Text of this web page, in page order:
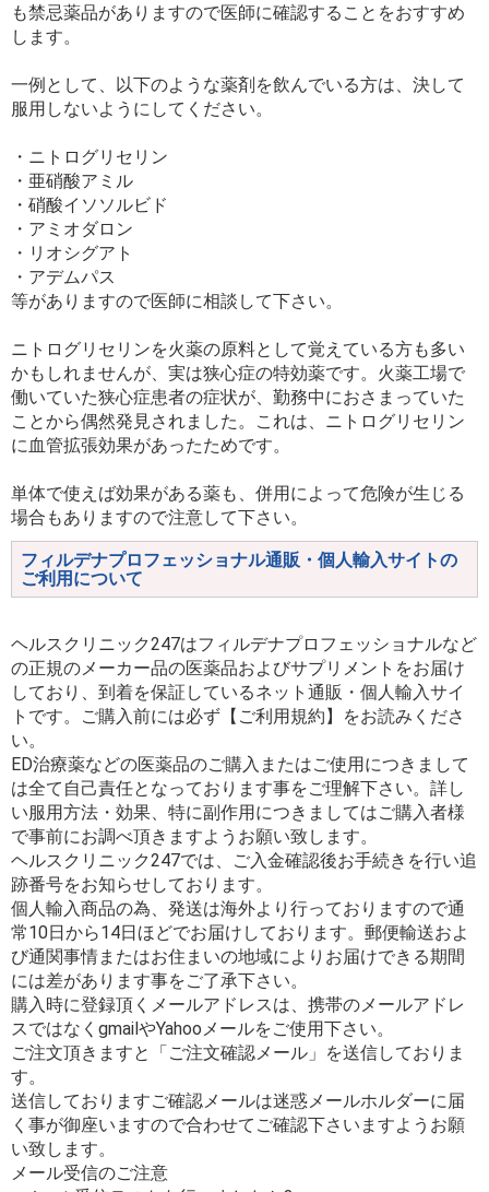
も禁忌薬品がありますので医師に確認することをおすすめ
します。
一例として、以下のような薬剤を飲んでいる方は、決して
服用しないようにしてください。
・ニトログリセリン
・亜硝酸アミル
・硝酸イソソルビド
・アミオダロン
・リオシグアト
・アデムパス
等がありますので医師に相談して下さい。
ニトログリセリンを火薬の原料として覚えている方も多い
かもしれませんが、実は狭心症の特効薬です。火薬工場で
働いていた狭心症患者の症状が、勤務中におさまっていた
ことから偶然発見されました。これは、ニトログリセリン
に血管拡張効果があったためです。
単体で使えば効果がある薬も、併用によって危険が生じる
場合もありますので注意して下さい。
フィルデナプロフェッショナル通販・個人輸入サイトの
ご利用について
ヘルスクリニック247はフィルデナプロフェッショナルなど
の正規のメーカー品の医薬品およびサプリメントをお届け
しており、到着を保証しているネット通販・個人輸入サイ
トです。ご購入前には必ず【ご利用規約】をお読みくださ
い。
ED治療薬などの医薬品のご購入またはご使用につきまして
は全て自己責任となっております事をご理解下さい。詳し
い服用方法・効果、特に副作用につきましてはご購入者様
で事前にお調べ頂きますようお願い致します。
ヘルスクリニック247では、ご入金確認後お手続きを行い追
跡番号をお知らせしております。
個人輸入商品の為、発送は海外より行っておりますので通
常10日から14日ほどでお届けしております。郵便輸送およ
び通関事情またはお住まいの地域によりお届けできる期間
には差があります事をご了承下さい。
購入時に登録頂くメールアドレスは、携帯のメールアドレ
スではなくgmailやYahooメールをご使用下さい。
ご注文頂きますと「ご注文確認メール」を送信しておりま
す。
送信しておりますご確認メールは迷惑メールホルダーに届
く事が御座いますので合わせてご確認下さいますようお願
い致します。
メール受信のご注意